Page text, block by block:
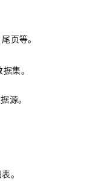
页等。
集。
源。
。